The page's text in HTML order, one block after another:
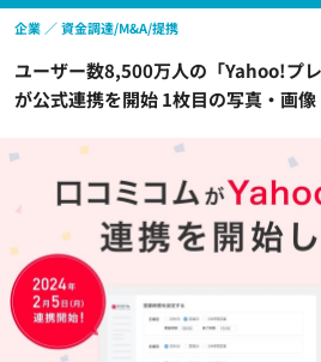
ユーザー数8,500万人の「Yahoo!プ
が公式連携を開始 1枚目の写真・画像
企業 資金調達/M&A/提携